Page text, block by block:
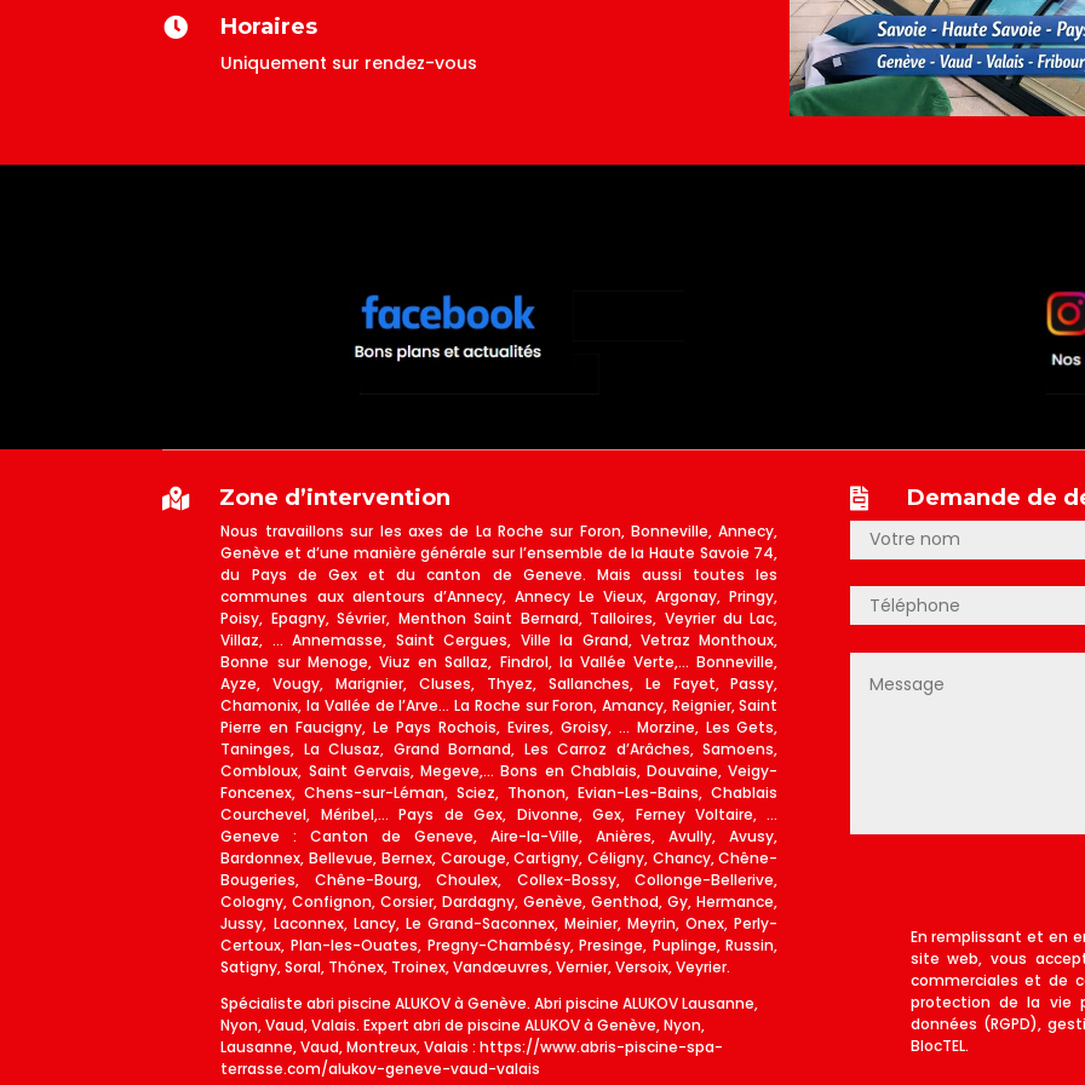
 Horaires
Uniquement sur rendez-vous
 Zone d’intervention
Nous travaillons sur les axes de La Roche sur Foron, Bonneville, Annecy,
Genève et d’une manière générale sur l’ensemble de la Haute Savoie 74,
du Pays de Gex et du canton de Geneve. Mais aussi toutes les
communes aux alentours d’Annecy, Annecy Le Vieux, Argonay, Pringy,
Poisy, Epagny, Sévrier, Menthon Saint Bernard, Talloires, Veyrier du Lac,
Villaz, … Annemasse, Saint Cergues, Ville la Grand, Vetraz Monthoux,
Bonne sur Menoge, Viuz en Sallaz, Findrol, la Vallée Verte,… Bonneville,
Ayze, Vougy, Marignier, Cluses, Thyez, Sallanches, Le Fayet, Passy,
Chamonix, la Vallée de l’Arve... La Roche sur Foron, Amancy, Reignier, Saint
Pierre en Faucigny, Le Pays Rochois, Evires, Groisy, … Morzine, Les Gets,
Taninges, La Clusaz, Grand Bornand, Les Carroz d’Arâches, Samoens,
Combloux, Saint Gervais, Megeve,… Bons en Chablais, Douvaine, Veigy-
Foncenex, Chens-sur-Léman, Sciez, Thonon, Evian-Les-Bains, Chablais
Courchevel, Méribel,… Pays de Gex, Divonne, Gex, Ferney Voltaire, …
Geneve : Canton de Geneve, Aire-la-Ville, Anières, Avully, Avusy,
Bardonnex, Bellevue, Bernex, Carouge, Cartigny, Céligny, Chancy, Chêne-
Bougeries, Chêne-Bourg, Choulex, Collex-Bossy, Collonge-Bellerive,
Cologny, Confignon, Corsier, Dardagny, Genève, Genthod, Gy, Hermance,
Jussy, Laconnex, Lancy, Le Grand-Saconnex, Meinier, Meyrin, Onex, Perly-
Certoux, Plan-les-Ouates, Pregny-Chambésy, Presinge, Puplinge, Russin,
Satigny, Soral, Thônex, Troinex, Vandœuvres, Vernier, Versoix, Veyrier.
Spécialiste abri piscine ALUKOV à Genève. Abri piscine ALUKOV Lausanne,
Nyon, Vaud, Valais. Expert abri de piscine ALUKOV à Genève, Nyon,
Lausanne, Vaud, Montreux, Valais :https://www.abris-piscine-spa-
terrasse.com/alukov-geneve-vaud-valais
 Demande de
En remplissant et en
site web, vous
commerciales et de
protection de la vie
données (RGPD),
BlocTEL.